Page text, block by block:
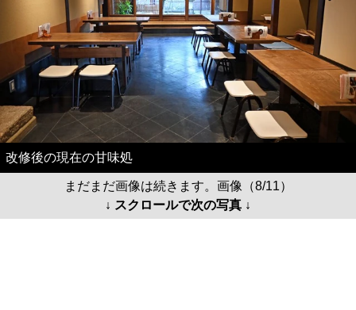
改修後の現在の甘味処
まだまだ画像は続きます。画像（8/11）
↓ スクロールで次の写真 ↓